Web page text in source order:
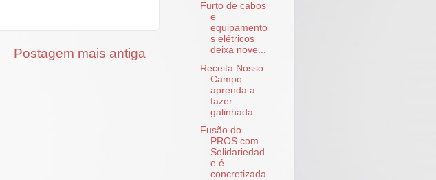
Postagem mais antiga
Furto de cabos
e
equipamento
s elétricos
deixa nove...
Receita Nosso
Campo:
aprenda a
fazer
galinhada.
Fusão do
PROS com
Solidariedad
e é
concretizada.